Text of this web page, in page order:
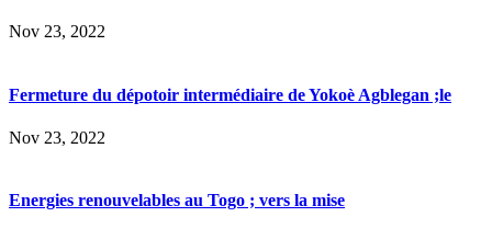
Nov 23, 2022
Fermeture du dépotoir intermédiaire de Yokoè Agblegan ;le
Nov 23, 2022
Energies renouvelables au Togo ; vers la mise